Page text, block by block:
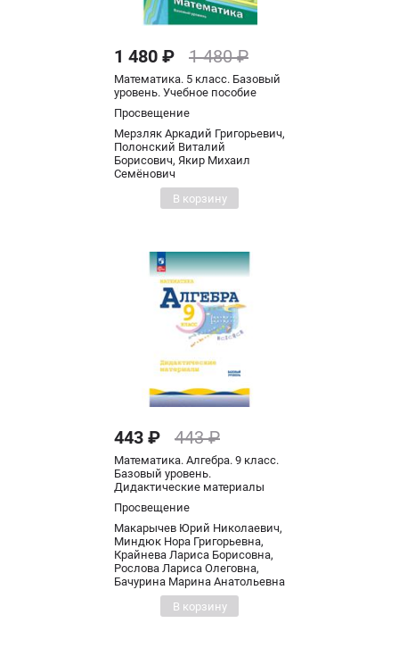
1 480 ₽ 1 480 ₽
Математика. 5 класс. Базовый
уровень. Учебное пособие
Просвещение
Мерзляк Аркадий Григорьевич,
Полонский Виталий
Борисович, Якир Михаил
Семёнович
В корзину
443 ₽ 443 ₽
Математика. Алгебра. 9 класс.
Базовый уровень.
Дидактические материалы
Просвещение
Макарычев Юрий Николаевич,
Миндюк Нора Григорьевна,
Крайнева Лариса Борисовна,
Рослова Лариса Олеговна,
Бачурина Марина Анатольевна
В корзину